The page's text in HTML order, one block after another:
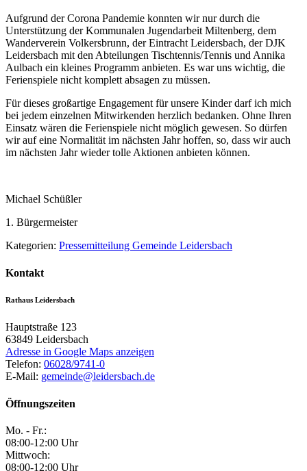
Aufgrund der Corona Pandemie konnten wir nur durch die
Unterstützung der Kommunalen Jugendarbeit Miltenberg, dem
Wanderverein Volkersbrunn, der Eintracht Leidersbach, der DJK
Leidersbach mit den Abteilungen Tischtennis/Tennis und Annika
Aulbach ein kleines Programm anbieten. Es war uns wichtig, die
Ferienspiele nicht komplett absagen zu müssen.
Für dieses großartige Engagement für unsere Kinder darf ich mich
bei jedem einzelnen Mitwirkenden herzlich bedanken. Ohne Ihren
Einsatz wären die Ferienspiele nicht möglich gewesen. So dürfen
wir auf eine Normalität im nächsten Jahr hoffen, so, dass wir auch
im nächsten Jahr wieder tolle Aktionen anbieten können.
Michael Schüßler
1. Bürgermeister
Kategorien: Pressemitteilung Gemeinde Leidersbach
Kontakt
Rathaus Leidersbach
Hauptstraße 123
63849 Leidersbach
Adresse in Google Maps anzeigen
Telefon: 06028/9741-0
E-Mail: gemeinde@leidersbach.de
Öffnungszeiten
Mo. - Fr.:
08:00-12:00 Uhr
Mittwoch:
08:00-12:00 Uhr